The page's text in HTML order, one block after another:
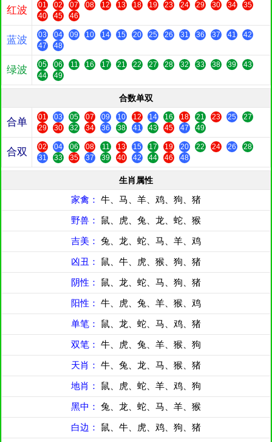
红波 01 02 07 08 12 13 18 19 23 24 29 30 34
35
40
45 46
蓝波 03 04 09 10 14 15 20 25 26 31 36 37 41
42
47
48
绿波 05 06 11 16 17 21 22 27 28 32 33 38 39
43
44
49
合数单双
合单 01 03 05 07 09 10 12 14 16 18 21 23 25
27
29
30 32 34 36 38 41 43 45 47 49
合双 02 04 06 08 11 13 15 17 19 20 22 24 26
28
31
33 35 37 39 40 42 44 46 48
生肖属性
家禽： 牛、马、羊、鸡、狗、猪
野兽： 鼠、虎、兔、龙、蛇、猴
吉美： 兔、龙、蛇、马、羊、鸡
凶丑： 鼠、牛、虎、猴、狗、猪
阴性： 鼠、龙、蛇、马、狗、猪
阳性： 牛、虎、兔、羊、猴、鸡
单笔： 鼠、龙、蛇、马、鸡、猪
双笔： 牛、虎、兔、羊、猴、狗
天肖： 牛、兔、龙、马、猴、猪
地肖： 鼠、虎、蛇、羊、鸡、狗
黑中： 兔、龙、蛇、马、羊、猴
白边： 鼠、牛、虎、鸡、狗、猪